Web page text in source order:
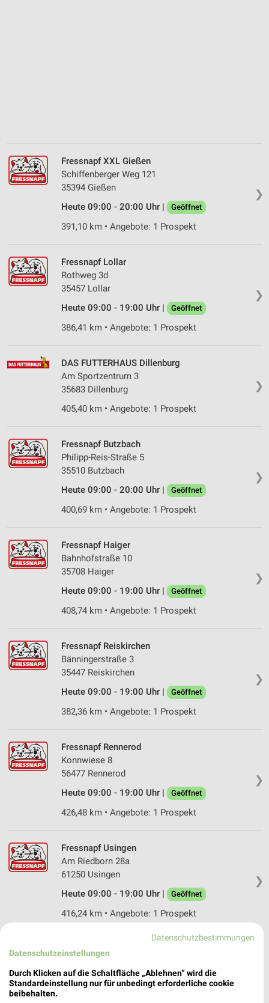
❯
Fressnapf XXL Gießen
Schiffenberger Weg 121
35394 Gießen
Heute 09:00 - 20:00 Uhr |
Geöffnet
391,10 km • Angebote: 1 Prospekt
❯
Fressnapf Lollar
Rothweg 3d
35457 Lollar
Heute 09:00 - 19:00 Uhr |
Geöffnet
386,41 km • Angebote: 1 Prospekt
❯
DAS FUTTERHAUS Dillenburg
Am Sportzentrum 3
35683 Dillenburg
405,40 km • Angebote: 1 Prospekt
❯
Fressnapf Butzbach
Philipp-Reis-Straße 5
35510 Butzbach
Heute 09:00 - 20:00 Uhr |
Geöffnet
400,69 km • Angebote: 1 Prospekt
❯
Fressnapf Haiger
Bahnhofstraße 10
35708 Haiger
Heute 09:00 - 19:00 Uhr |
Geöffnet
408,74 km • Angebote: 1 Prospekt
❯
Fressnapf Reiskirchen
Bänningerstraße 3
35447 Reiskirchen
Heute 09:00 - 19:00 Uhr |
Geöffnet
382,36 km • Angebote: 1 Prospekt
❯
Fressnapf Rennerod
Konnwiese 8
56477 Rennerod
Heute 09:00 - 19:00 Uhr |
Geöffnet
426,48 km • Angebote: 1 Prospekt
❯
Fressnapf Usingen
Am Riedborn 28a
61250 Usingen
Heute 09:00 - 19:00 Uhr |
Geöffnet
416,24 km • Angebote: 1 Prospekt
Fressnapf Bad Nauheim
61231 Bad Nauheim
Datenschutzbestimmungen
Datenschutzeinstellungen
Durch Klicken auf die Schaltfläche „Ablehnen“ wird die
Standardeinstellung nur für unbedingt erforderliche cookie
beibehalten.